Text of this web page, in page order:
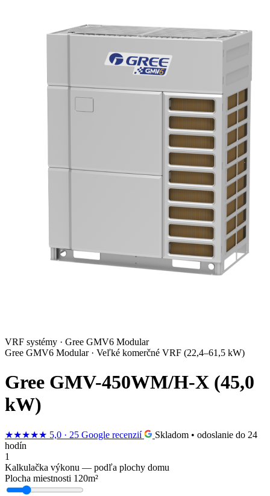
VRF systémy · Gree GMV6 Modular
Gree GMV6 Modular · Veľké komerčné VRF (22,4–61,5 kW)
Gree GMV-450WM/H-X (45,0
kW)
★★★★★ 5,0 · 25 Google recenzií
Skladom • odoslanie do 24
hodín
1
Kalkulačka výkonu — podľa plochy domu
Plocha miestnosti 120m²